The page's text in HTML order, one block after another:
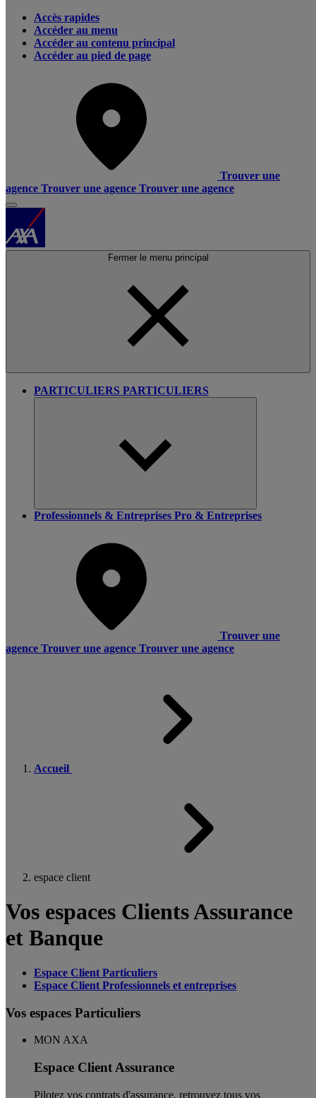
Accès rapides
Accéder au menu
Accéder au contenu principal
Accéder au pied de page
Trouver une
agence Trouver une agence Trouver une agence
Fermer le menu principal
PARTICULIERS PARTICULIERS
Professionnels & Entreprises Pro & Entreprises
Trouver une
agence Trouver une agence Trouver une agence
Accueil
espace client
Vos espaces Clients Assurance
et Banque
Espace Client Particuliers
Espace Client Professionnels et entreprises
Vos espaces Particuliers
MON AXA
Espace Client Assurance
Pilotez vos contrats d'assurance, retrouvez tous vos